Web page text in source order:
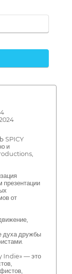
и
презентации
от
духа дружбы
Indie» — это